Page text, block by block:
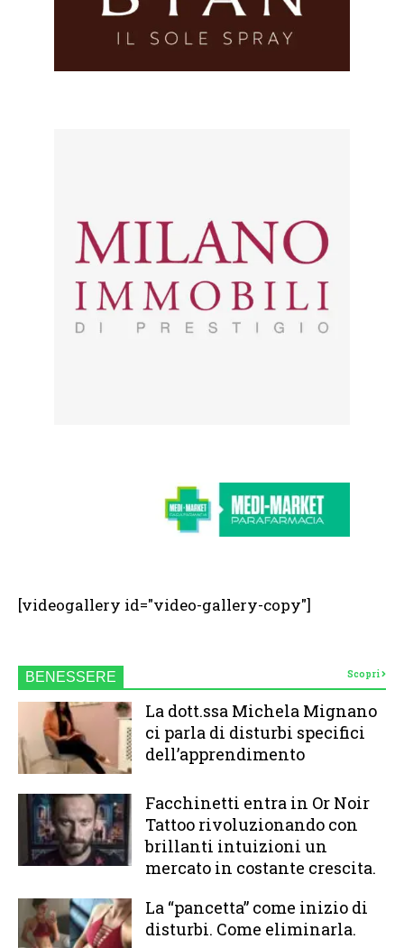
[videogallery id="video-gallery-copy"]
BENESSERE Scopri
La dott.ssa Michela Mignano
ci parla di disturbi specifici
dell’apprendimento
Facchinetti entra in Or Noir
Tattoo rivoluzionando con
brillanti intuizioni un
mercato in costante crescita.
La “pancetta” come inizio di
disturbi. Come eliminarla.